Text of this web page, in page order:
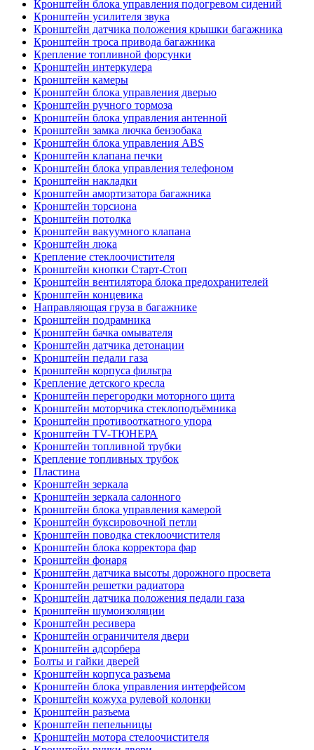
Кронштейн блока управления подогревом сидений
Кронштейн усилителя звука
Кронштейн датчика положения крышки багажника
Кронштейн троса привода багажника
Крепление топливной форсунки
Кронштейн интеркулера
Кронштейн камеры
Кронштейн блока управления дверью
Кронштейн ручного тормоза
Кронштейн блока управления антенной
Кронштейн замка лючка бензобака
Кронштейн блока управления ABS
Кронштейн клапана печки
Кронштейн блока управления телефоном
Кронштейн накладки
Кронштейн амортизатора багажника
Кронштейн торсиона
Кронштейн потолка
Кронштейн вакуумного клапана
Кронштейн люка
Крепление стеклоочистителя
Кронштейн кнопки Старт-Стоп
Кронштейн вентилятора блока предохранителей
Кронштейн концевика
Направляющая груза в багажнике
Кронштейн подрамника
Кронштейн бачка омывателя
Кронштейн датчика детонации
Кронштейн педали газа
Кронштейн корпуса фильтра
Крепление детского кресла
Кронштейн перегородки моторного щита
Кронштейн моторчика стеклоподъёмника
Кронштейн противооткатного упора
Кронштейн TV-ТЮНЕРА
Кронштейн топливной трубки
Крепление топливных трубок
Пластина
Кронштейн зеркала
Кронштейн зеркала салонного
Кронштейн блока управления камерой
Кронштейн буксировочной петли
Кронштейн поводка стеклоочистителя
Кронштейн блока корректора фар
Кронштейн фонаря
Кронштейн датчика высоты дорожного просвета
Кронштейн решетки радиатора
Кронштейн датчика положения педали газа
Кронштейн шумоизоляции
Кронштейн ресивера
Кронштейн ограничителя двери
Кронштейн адсорбера
Болты и гайки дверей
Кронштейн корпуса разъема
Кронштейн блока управления интерфейсом
Кронштейн кожуха рулевой колонки
Кронштейн разъема
Кронштейн пепельницы
Кронштейн мотора стелоочистителя